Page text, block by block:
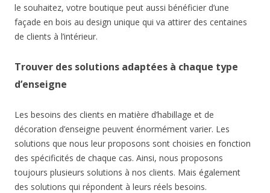
le souhaitez, votre boutique peut aussi bénéficier d’une
façade en bois au design unique qui va attirer des centaines
de clients à l’intérieur.
Trouver des solutions adaptées à chaque type
d’enseigne
Les besoins des clients en matière d’habillage et de
décoration d’enseigne peuvent énormément varier. Les
solutions que nous leur proposons sont choisies en fonction
des spécificités de chaque cas. Ainsi, nous proposons
toujours plusieurs solutions à nos clients. Mais également
des solutions qui répondent à leurs réels besoins.